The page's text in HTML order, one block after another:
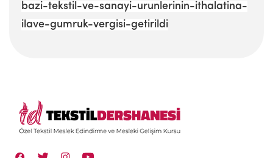
bazi-tekstil-ve-sanayi-urunlerinin-ithalatina-
ilave-gumruk-vergisi-getirildi